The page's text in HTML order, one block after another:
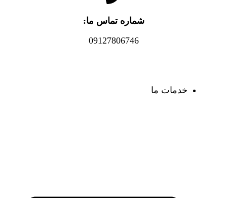
شماره تماس ما:
09127806746
خدمات ما